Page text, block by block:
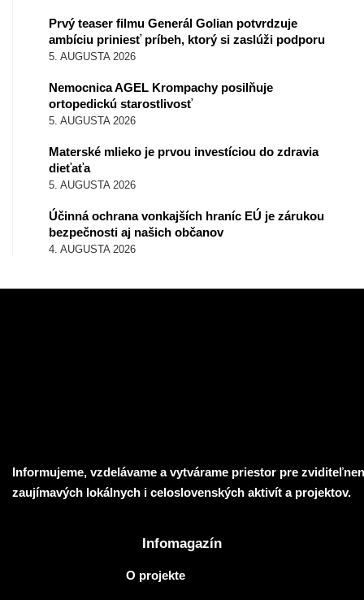
Prvý teaser filmu Generál Golian potvrdzuje
ambíciu priniesť príbeh, ktorý si zaslúži podporu
5. AUGUSTA 2026
Nemocnica AGEL Krompachy posilňuje
ortopedickú starostlivosť
5. AUGUSTA 2026
Materské mlieko je prvou investíciou do zdravia
dieťaťa
5. AUGUSTA 2026
Účinná ochrana vonkajších hraníc EÚ je zárukou
bezpečnosti aj našich občanov
4. AUGUSTA 2026
Informujeme, vzdelávame a vytvárame priestor pre
zaujímavých lokálnych i celoslovenských aktivít a projektov.
Infomagazín
O projekte